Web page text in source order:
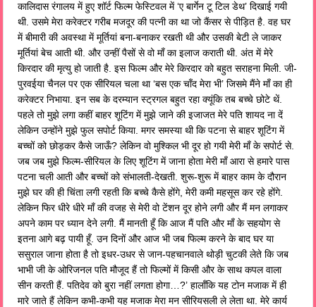
कालिदास रंगालय में हुए शॉर्ट फिल्म फेस्टिवल में ‘ए बार्गेन टू टिल डेथ’ दिखाई गयी
थी. उसमे मेरा करेक्टर गरीब मजदूर की पत्नी का था जो कैंसर से पीड़ित है. वह घर
में बीमारी की अवस्था में मूर्तियां बना-बनाकर रखती थी और उसकी बेटी ले जाकर
मूर्तियां बेच आती थी. और उन्हीं पैसों से वो माँ का इलाज कराती थी. अंत में मेरे
किरदार की मृत्यु हो जाती है. इस फिल्म और मेरे किरदार को बहुत सराहना मिली. जी-
पुरवईया चैनल पर एक सीरियल चला था ‘बस एक चाँद मेरा भी’ जिसमे मैंने माँ का ही
करेक्टर निभाया. इन सब के दरम्यान स्ट्रगल बहुत रहा क्यूंकि तब बच्चे छोटे थें.
पहले तो मुझे लगा कहीं बाहर शूटिंग में मुझे जाने की इजाजत मेरे पति शायद ना दें
लेकिन उन्होंने मुझे फुल सपोर्ट किया. मगर समस्या थी कि पटना से बाहर शूटिंग में
बच्चों को छोड़कर कैसे जाऊँ? लेकिन वो मुश्किल भी दूर हो गयी मेरी माँ के सपोर्ट से.
जब जब मुझे फिल्म-सीरियल के लिए शूटिंग में जाना होता मेरी माँ आरा से हमारे पास
पटना चली आती और बच्चों को संभालती-देखती. शुरू-शुरू में बाहर काम के दौरान
मुझे घर की ही चिंता लगी रहती कि बच्चे कैसे होंगे, मेरी कमी महसूस कर रहे होंगे.
लेकिन फिर धीरे धीरे माँ की वजह से मेरी वो टेंशन दूर होने लगी और मैं मन लगाकर
अपने काम पर ध्यान देने लगी. मैं मानती हूँ कि आज मैं पति और माँ के सहयोग से
इतना आगे बढ़ पायी हूँ. उन दिनों और आज भी जब फिल्म करने के बाद घर या
ससुराल जाना होता है तो इधर-उधर से जान-पहचानवाले थोड़ी चुटकी लेते कि जब
भाभी जी के ओरिजनल पति मौजूद हैं तो फिल्मों में किसी और के साथ कपल वाला
सीन करती हैं. पतिदेव को बुरा नहीं लगता होगा…?’ हालाँकि यह टोन मजाक में ही
मारे जाते हैं लेकिन कभी-कभी यह मजाक मेरा मन सीरियसली ले लेता था. मेरे कार्य